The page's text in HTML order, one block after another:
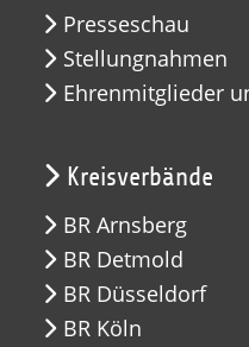
Presseschau
Stellungnahmen
Ehrenmitglieder
Kreisverbände
BR Arnsberg
BR Detmold
BR Düsseldorf
BR Köln